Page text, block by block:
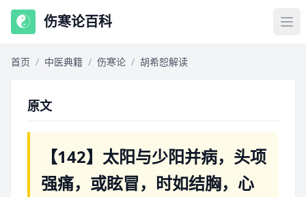
伤寒论百科
首页 / 中医典籍 / 伤寒论 / 胡希恕解读
原文
【142】太阳与少阳并病，头项
强痛，或眩冒，时如结胸，心